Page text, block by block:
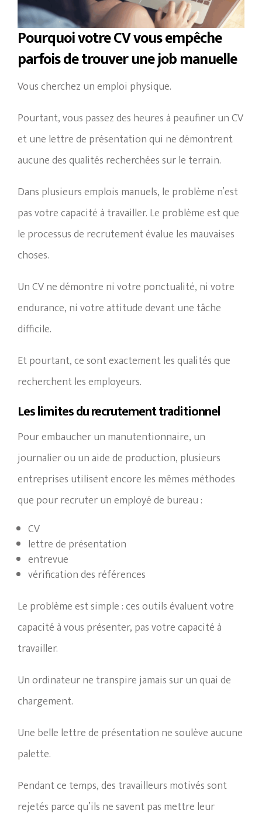
Pourquoi votre CV vous empêche
parfois de trouver une job manuelle
Vous cherchez un emploi physique.
Pourtant, vous passez des heures à peaufiner un CV
et une lettre de présentation qui ne démontrent
aucune des qualités recherchées sur le terrain.
Dans plusieurs emplois manuels, le problème n’est
pas votre capacité à travailler. Le problème est que
le processus de recrutement évalue les mauvaises
choses.
Un CV ne démontre ni votre ponctualité, ni votre
endurance, ni votre attitude devant une tâche
difficile.
Et pourtant, ce sont exactement les qualités que
recherchent les employeurs.
Les limites du recrutement traditionnel
Pour embaucher un manutentionnaire, un
journalier ou un aide de production, plusieurs
entreprises utilisent encore les mêmes méthodes
que pour recruter un employé de bureau :
CV
lettre de présentation
entrevue
vérification des références
Le problème est simple : ces outils évaluent votre
capacité à vous présenter, pas votre capacité à
travailler.
Un ordinateur ne transpire jamais sur un quai de
chargement.
Une belle lettre de présentation ne soulève aucune
palette.
Pendant ce temps, des travailleurs motivés sont
rejetés parce qu’ils ne savent pas mettre leur